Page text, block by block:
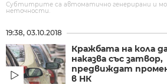
Субтитрите са автоматично генерирани и
неточности.
19:38, 03.10.2018
Кражбата на кола
наказва със затвор,
предвиждат
в НК